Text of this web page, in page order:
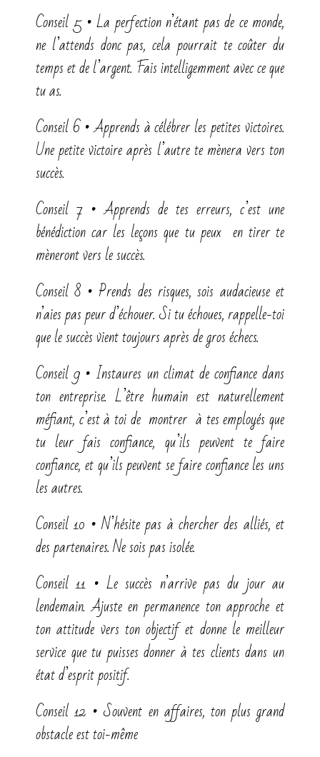
Conseil 5 • La perfection n’étant pas de ce monde,
ne l’attends donc pas, cela pourrait te coûter du
temps et de l’argent. Fais intelligemment avec ce que
tu as.
Conseil 6 • Apprends à célébrer les petites victoires.
Une petite victoire après l’autre te mènera vers ton
succès.
Conseil 7 • Apprends de tes erreurs, c’est une
bénédiction car les leçons que tu peux en tirer te
mèneront vers le succès.
Conseil 8 • Prends des risques, sois audacieuse et
n’aies pas peur d’échouer. Si tu échoues, rappelle-toi
que le succès vient toujours après de gros échecs.
Conseil 9 • Instaures un climat de confiance dans
ton entreprise. L’être humain est naturellement
méfiant, c’est à toi de montrer à tes employés que
tu leur fais confiance, qu’ils peuvent te faire
confiance, et qu’ils peuvent se faire confiance les uns
les autres.
Conseil 10 • N’hésite pas à chercher des alliés, et
des partenaires. Ne sois pas isolée.
Conseil 11 • Le succès n’arrive pas du jour au
lendemain. Ajuste en permanence ton approche et
ton attitude vers ton objectif et donne le meilleur
service que tu puisses donner à tes clients dans un
état d’esprit positif.
Conseil 12 • Souvent en affaires, ton plus grand
obstacle est toi-même